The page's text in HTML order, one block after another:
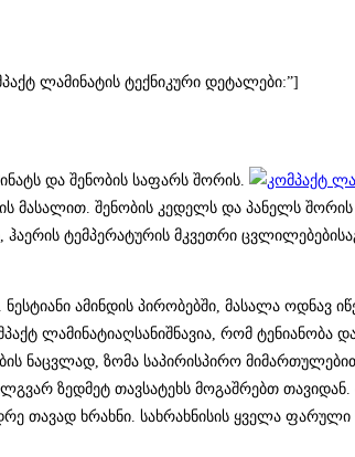
ლამინატის ტექნიკური დეტალები:”]
და შენობის საფარს შორის.
მასალით. შენობის კედელს და პანელს შორის
ტემპერატურის მკვეთრი
ამინდის პირობებში, მასალა ოდნავ
აღსანიშნავია, რომ ტენიანობა
ნაცვლად, ზომა საპირისპირო
ზედმეტ თავსატეხს მოგაშრებთ თავიდან.
თავად ხრახნი. სახრახნისის ყველა ფარული